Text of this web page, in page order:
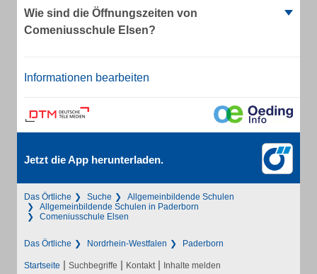
Wie sind die Öffnungszeiten von
Comeniusschule Elsen?
Informationen bearbeiten
Jetzt die App herunterladen.
Das Örtliche Suche
Allgemeinbildende Schulen
Allgemeinbildende Schulen in Paderborn
Comeniusschule Elsen
Das Örtliche Nordrhein-Westfalen Paderborn
Startseite | Suchbegriffe | Kontakt | Inhalte melden